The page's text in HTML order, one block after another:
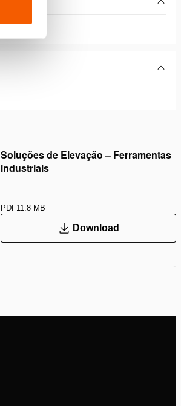
Soluções de Elevação – Ferramentas
industriais
PDF11.8 MB
Download